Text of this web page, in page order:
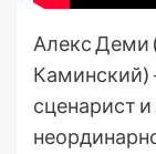
Алекс Деми
Каминский)
сценарист